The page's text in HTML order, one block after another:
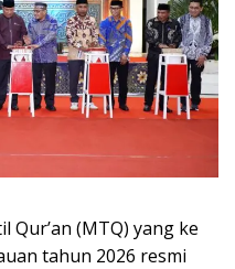
Qur’an (MTQ) yang ke
tahun 2026 resmi